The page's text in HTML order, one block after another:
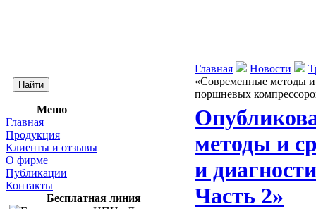
Меню
Главная
Продукция
Клиенты и отзывы
О фирме
Публикации
Контакты
Бесплатная линия
Главная Новости
«Современные методы и
поршневых
методы и
и
Часть 2»